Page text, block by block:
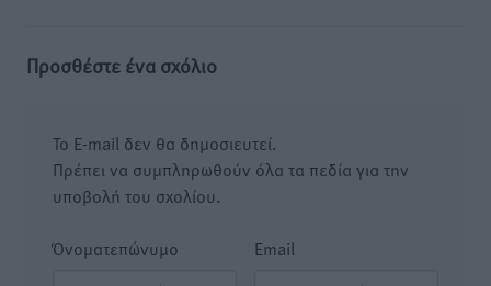
Προσθέστε ένα σχόλιο
Το E-mail δεν θα δημοσιευτεί.
Πρέπει να συμπληρωθούν όλα τα πεδία για την
υποβολή του σχολίου.
Όνοματεπώνυμο Email